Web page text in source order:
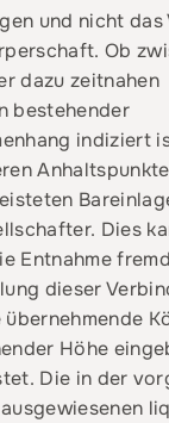
und nicht das
Ob
dazu zeitnahen
bestehender
indiziert
Dies
Entnahme
dieser
Höhe
Die in der